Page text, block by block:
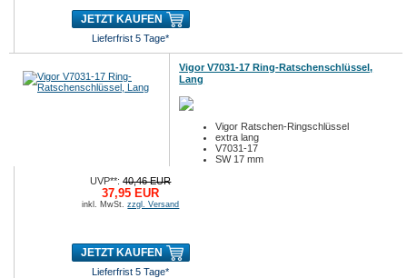
JETZT KAUFEN
Lieferfrist 5 Tage*
Vigor V7031-17 Ring-Ratschenschlüssel,
Lang
Vigor Ratschen-Ringschlüssel
extra lang
V7031-17
SW 17 mm
UVP**:40,46 EUR
37,95 EUR
inkl. MwSt.zzgl. Versand
JETZT KAUFEN
Lieferfrist 5 Tage*